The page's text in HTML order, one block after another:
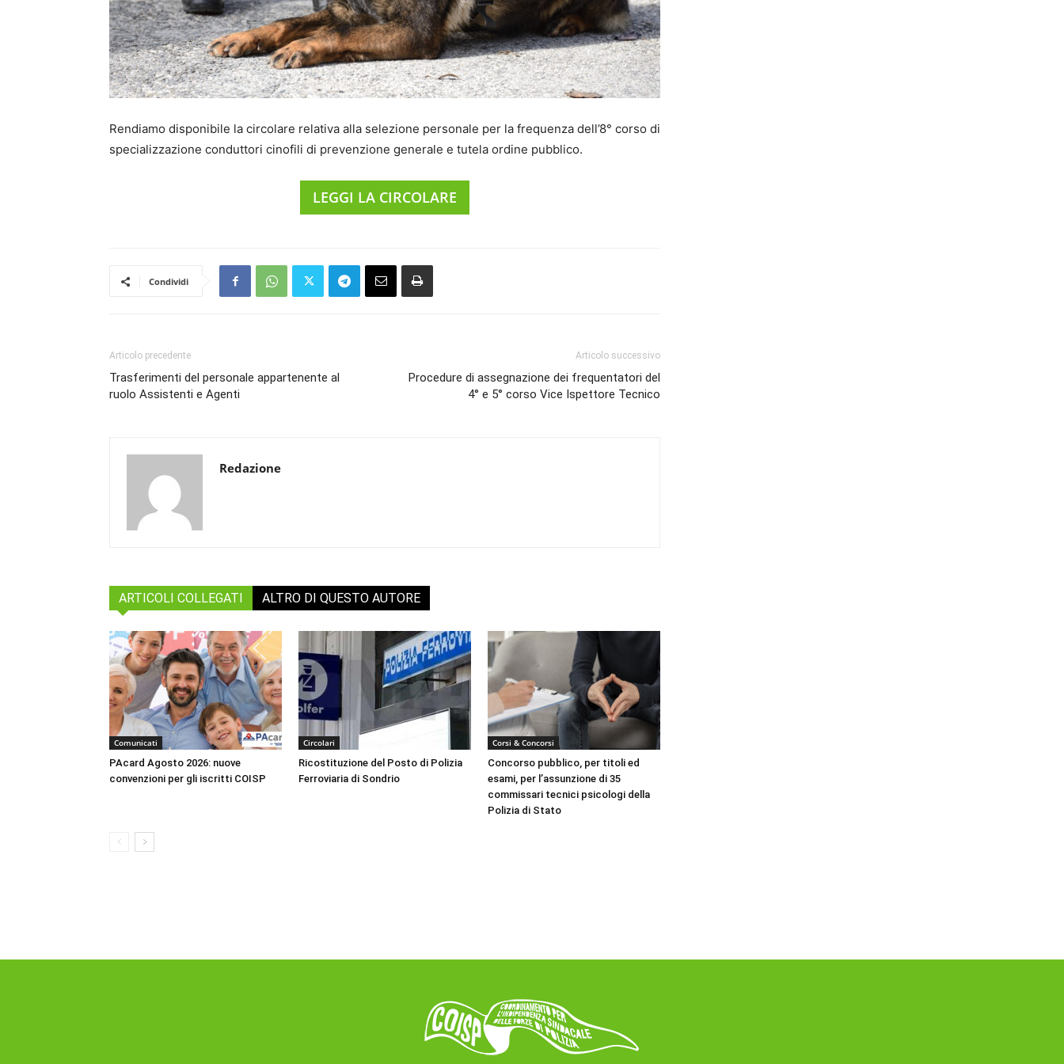
Rendiamo disponibile la circolare relativa alla selezione personale per la frequenza dell’8° corso di
specializzazione conduttori cinofili di prevenzione generale e tutela ordine pubblico.
LEGGI LA CIRCOLARE
Condividi
Articolo precedente
Trasferimenti del personale appartenente al
ruolo Assistenti e Agenti
Articolo successivo
Procedure di assegnazione dei frequentatori del
4° e 5° corso Vice Ispettore Tecnico
Redazione
ARTICOLI COLLEGATI ALTRO DI QUESTO AUTORE
Comunicati
PAcard Agosto 2026: nuove
convenzioni per gli iscritti COISP
Circolari
Ricostituzione del Posto di Polizia
Ferroviaria di Sondrio
Corsi & Concorsi
Concorso pubblico, per titoli ed
esami, per l’assunzione di 35
commissari tecnici psicologi della
Polizia di Stato